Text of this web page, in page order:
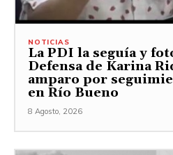
NOTICIAS
La PDI la seguía y
Defensa de Karina
amparo por
en Río Bueno
8 Agosto, 2026